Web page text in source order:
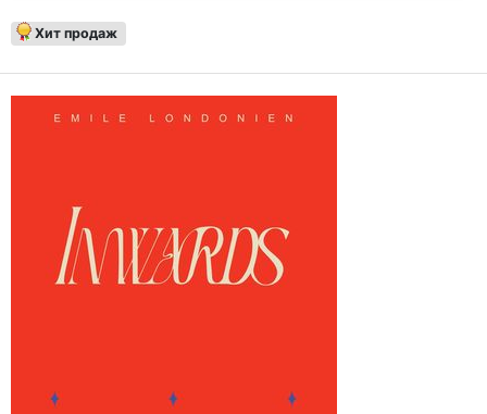
В комплект альбома входит буклет с Polaroid-
фотографиями, сделанными Томасом Лодердейлом.
Хит продаж